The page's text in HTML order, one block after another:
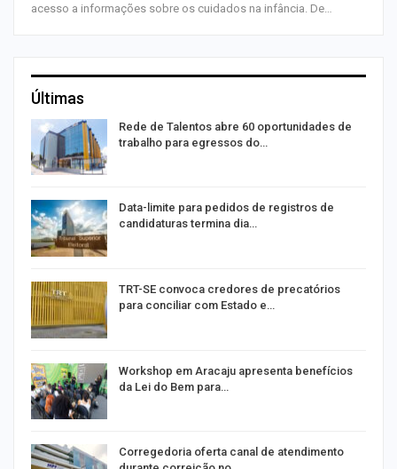
acesso a informações sobre os cuidados na infância. De…
Últimas
Rede de Talentos abre 60 oportunidades de
trabalho para egressos do…
Data-limite para pedidos de registros de
candidaturas termina dia…
TRT-SE convoca credores de precatórios
para conciliar com Estado e…
Workshop em Aracaju apresenta benefícios
da Lei do Bem para…
Corregedoria oferta canal de atendimento